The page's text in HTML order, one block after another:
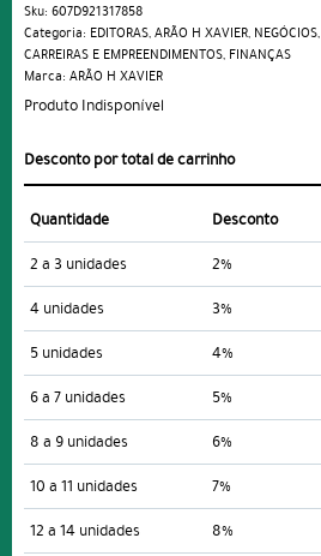
Sku: 607D921317858
Categoria: EDITORAS,ARÃO H XAVIER, NEGÓCIOS,
CARREIRAS E EMPREENDIMENTOS, FINANÇAS
Marca: ARÃO H XAVIER
Produto Indisponível
Desconto por total de carrinho
Quantidade Desconto
2 a 3 unidades
2%
4 unidades
3%
5 unidades
4%
6 a 7 unidades
5%
8 a 9 unidades
6%
10 a 11 unidades
7%
12 a 14 unidades
8%